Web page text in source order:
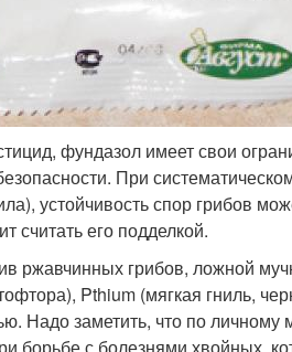
фундазол имеет свои
При
устойчивость спор грибов
считать его подделкой.
ржавчинных грибов, ложной
Pthium (мягкая гниль,
Надо заметить, что по